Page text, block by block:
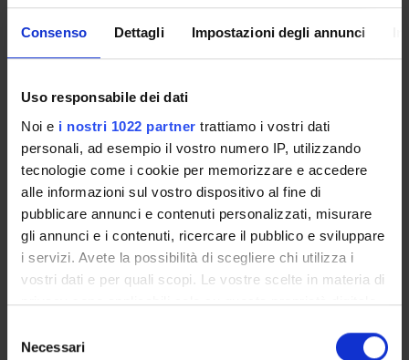
Consenso Dettagli Impostazioni degli annunci
Uso responsabile dei dati
Noi e i nostri 1022 partner trattiamo i vostri dati
personali, ad esempio il vostro numero IP, utilizzando
tecnologie come i cookie per memorizzare e accedere
alle informazioni sul vostro dispositivo al fine di
pubblicare annunci e contenuti personalizzati, misurare
gli annunci e i contenuti, ricercare il pubblico e sviluppare
i servizi. Avete la possibilità di scegliere chi utilizza i
vostri dati e per quali scopi. Le vostre scelte in materia di
privacy sono applicabili solo su questa proprietà digitale
modificare o revocare il proprio consenso in qualsiasi
delNecessari
Roberta Joppi
Farmacie Territoriali ULSS 20 e
Farmacie Territoriali ULSS 20 e
Giovanni Battista Barbi
ULSS 21
Giorgio Meneghelli
ULSS Venezia
Michele Gangemi
ULSS 20
Vitalia Murgia